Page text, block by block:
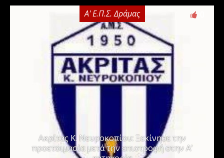
Α' Ε.Π.Σ. Δράμας
Ακρίτας Κ. Νευροκοπίου: Ξεκίνησε την
προετοιμασία μετά την επιστροφή στην Α’